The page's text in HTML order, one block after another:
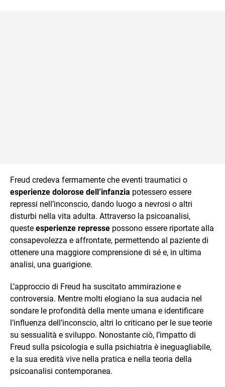
Freud credeva fermamente che eventi traumatici o
esperienze dolorose dell’infanzia potessero essere
repressi nell’inconscio, dando luogo a nevrosi o altri
disturbi nella vita adulta. Attraverso la psicoanalisi,
queste esperienze represse possono essere riportate alla
consapevolezza e affrontate, permettendo al paziente di
ottenere una maggiore comprensione di sé e, in ultima
analisi, una guarigione.
L’approccio di Freud ha suscitato ammirazione e
controversia. Mentre molti elogiano la sua audacia nel
sondare le profondità della mente umana e identificare
l’influenza dell’inconscio, altri lo criticano per le sue teorie
su sessualità e sviluppo. Nonostante ciò, l’impatto di
Freud sulla psicologia e sulla psichiatria è ineguagliabile,
e la sua eredità vive nella pratica e nella teoria della
psicoanalisi contemporanea.